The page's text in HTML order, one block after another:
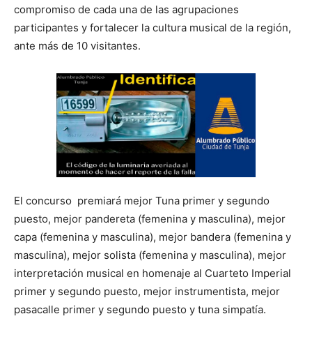
compromiso de cada una de las agrupaciones
participantes y fortalecer la cultura musical de la región,
ante más de 10 visitantes.
El concurso premiará mejor Tuna primer y segundo
puesto, mejor pandereta (femenina y masculina), mejor
capa (femenina y masculina), mejor bandera (femenina y
masculina), mejor solista (femenina y masculina), mejor
interpretación musical en homenaje al Cuarteto Imperial
primer y segundo puesto, mejor instrumentista, mejor
pasacalle primer y segundo puesto y tuna simpatía.